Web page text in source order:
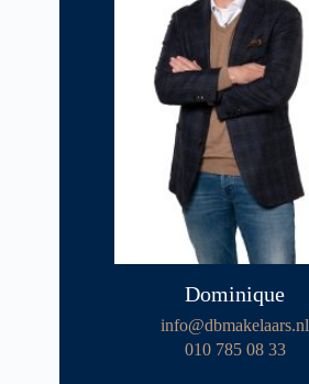
Dominique
info@dbmakelaars.nl
010 785 08 33